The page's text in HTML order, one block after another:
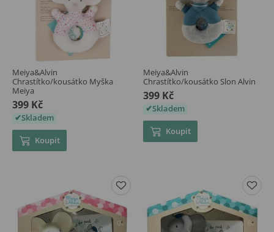
Meiya&Alvin
Chrastítko/kousátko Myška
Meiya
399 Kč
Skladem
Koupit
Meiya&Alvin
Chrastítko/kousátko Slon Alvin
399 Kč
Skladem
Koupit